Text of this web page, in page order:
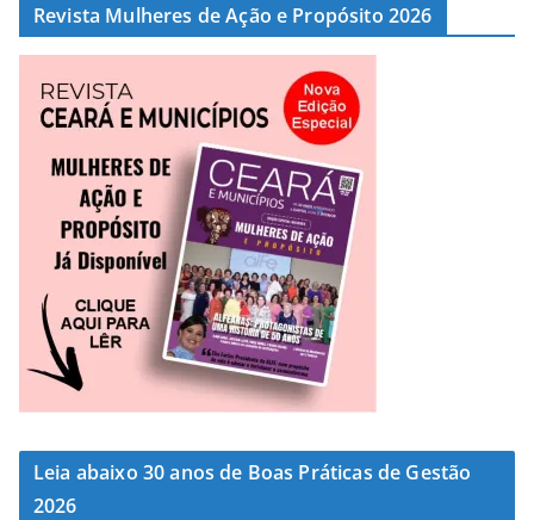
Revista Mulheres de Ação e Propósito 2026
Leia abaixo 30 anos de Boas Práticas de Gestão
2026